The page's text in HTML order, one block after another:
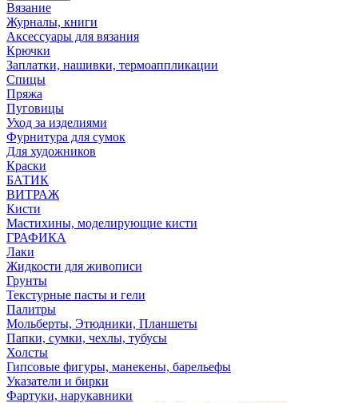
Вязание
Журналы, книги
Аксессуары для вязания
Крючки
Заплатки, нашивки, термоаппликации
Спицы
Пряжа
Пуговицы
Уход за изделиями
Фурнитура для сумок
Для художников
Краски
БАТИК
ВИТРАЖ
Кисти
Мастихины, моделирующие кисти
ГРАФИКА
Лаки
Жидкости для живописи
Грунты
Текстурные пасты и гели
Палитры
Мольберты, Этюдники, Планшеты
Папки, сумки, чехлы, тубусы
Холсты
Гипсовые фигуры, манекены, барельефы
Указатели и бирки
Фартуки, нарукавники